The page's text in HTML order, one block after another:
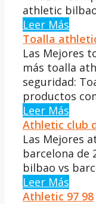
athletic
Leer Más
Toalla
Las Mejores
más toalla
seguridad:
productos
Leer Más
Athletic club
Las Mejores
barcelona de
bilbao vs
Leer Más
Athletic 97 98